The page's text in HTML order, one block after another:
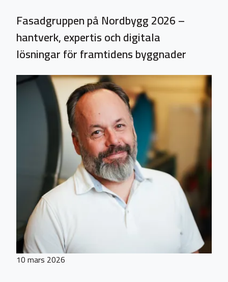
Fasadgruppen på Nordbygg 2026 –
hantverk, expertis och digitala
lösningar för framtidens byggnader
10 mars 2026